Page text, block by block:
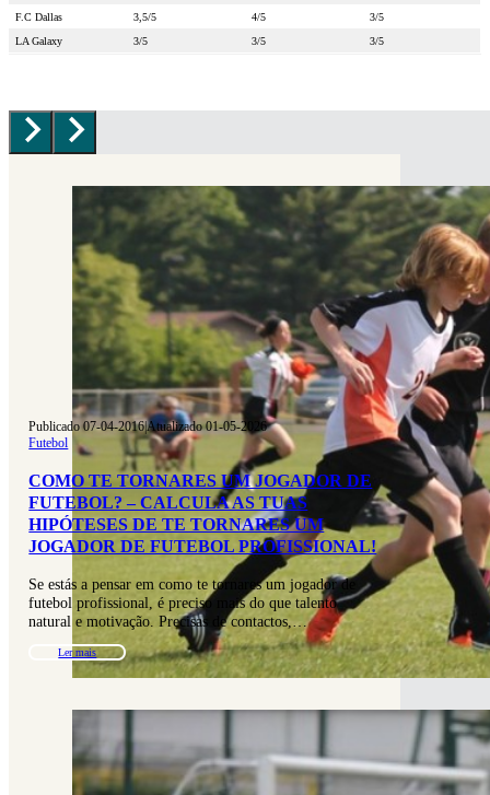
F.C Dallas
3,5/5 4/5
3/5
LA Galaxy
3/5 3/5 3/5
Publicado 07-04-2016|Atualizado 01-05-2026
Futebol
COMO TE TORNARES UM JOGADOR DE
FUTEBOL? – CALCULA AS TUAS
HIPÓTESES DE TE TORNARES UM
JOGADOR DE FUTEBOL PROFISSIONAL!
Se estás a pensar em como te tornares um jogador de
futebol profissional, é preciso mais do que talento
natural e motivação. Precisas de contactos,…
Ler mais